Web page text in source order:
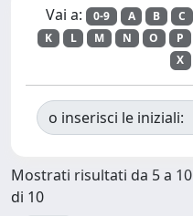
Vai a: 0-9 A B C
K
L M N O P
X
o inserisci le iniziali:
Mostrati risultati da 5 a 10
di 10